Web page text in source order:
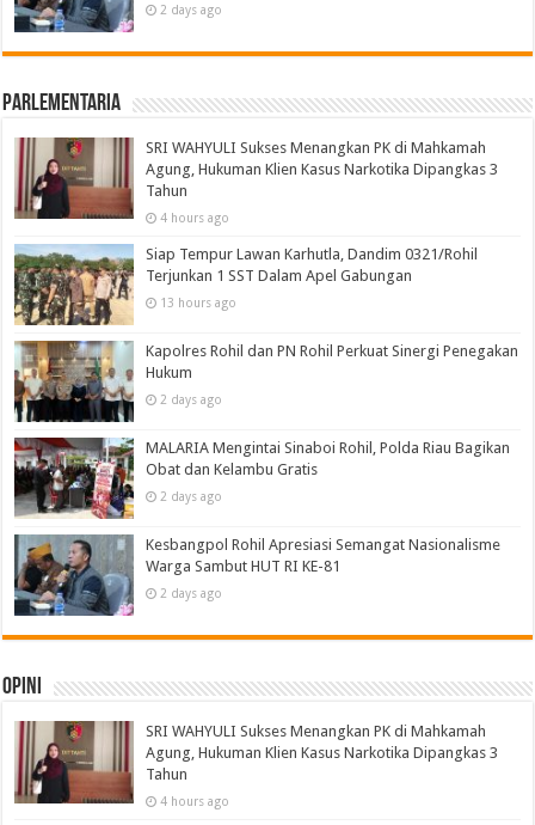
2 days ago
Parlementaria
SRI WAHYULI Sukses Menangkan PK di Mahkamah
Agung, Hukuman Klien Kasus Narkotika Dipangkas 3
Tahun
4 hours ago
Siap Tempur Lawan Karhutla, Dandim 0321/Rohil
Terjunkan 1 SST Dalam Apel Gabungan
13 hours ago
Kapolres Rohil dan PN Rohil Perkuat Sinergi Penegakan
Hukum
2 days ago
MALARIA Mengintai Sinaboi Rohil, Polda Riau Bagikan
Obat dan Kelambu Gratis
2 days ago
Kesbangpol Rohil Apresiasi Semangat Nasionalisme
Warga Sambut HUT RI KE-81
2 days ago
Opini
SRI WAHYULI Sukses Menangkan PK di Mahkamah
Agung, Hukuman Klien Kasus Narkotika Dipangkas 3
Tahun
4 hours ago